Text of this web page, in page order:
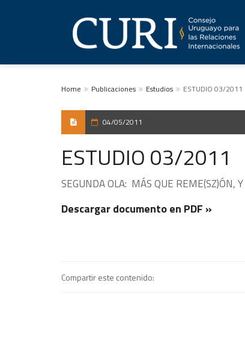
Home Publicaciones Estudios ESTUDIO 03/2011
04/05/2011
ESTUDIO 03/2011
SEGUNDA OLA: MÁS QUE
Descargar documento en PDF »
Compartir este contenido: